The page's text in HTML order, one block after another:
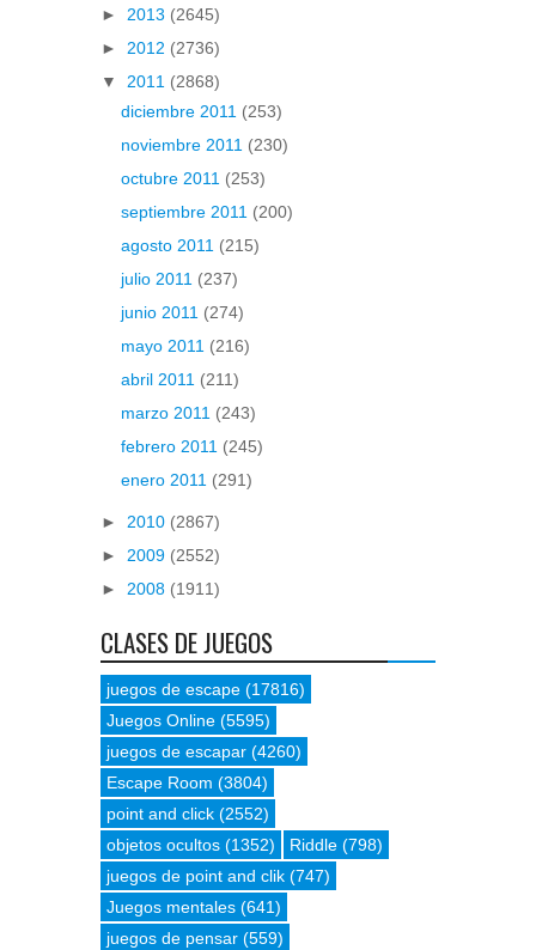
► 2013 (2645)
► 2012 (2736)
▼ 2011 (2868)
diciembre 2011 (253)
noviembre 2011 (230)
octubre 2011 (253)
septiembre 2011 (200)
agosto 2011 (215)
julio 2011 (237)
junio 2011 (274)
mayo 2011 (216)
abril 2011 (211)
marzo 2011 (243)
febrero 2011 (245)
enero 2011 (291)
► 2010 (2867)
► 2009 (2552)
► 2008 (1911)
CLASES DE JUEGOS
juegos de escape (17816)
Juegos Online (5595)
juegos de escapar (4260)
Escape Room (3804)
point and click (2552)
objetos ocultos (1352) Riddle (798)
juegos de point and clik (747)
Juegos mentales (641)
juegos de pensar (559)